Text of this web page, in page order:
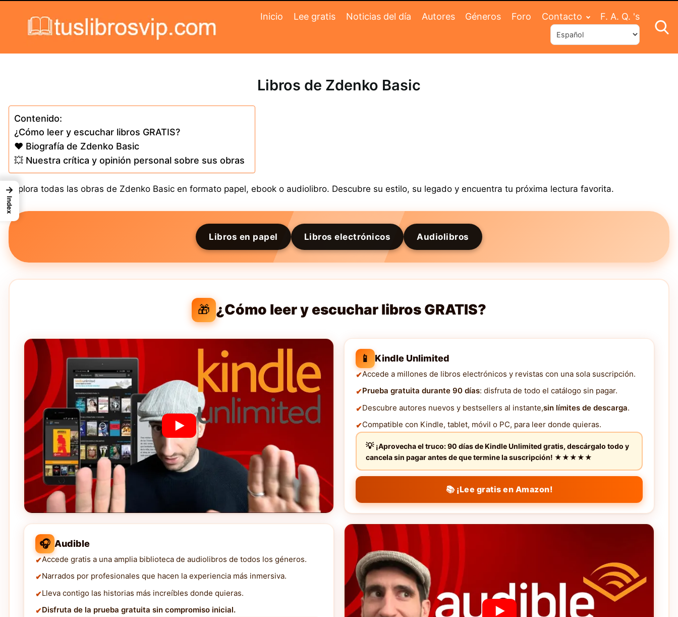
Inicio Lee gratis Noticias del día Autores Géneros Foro Contacto F. A. Q. 's
Libros de Zdenko Basic
Contenido:
¿Cómo leer y escuchar libros GRATIS?
❤️ Biografía de Zdenko Basic
💥 Nuestra crítica y opinión personal sobre sus obras
Explora todas las obras de Zdenko Basic en formato papel, ebook o audiolibro. Descubre su estilo, su legado y encuentra tu próxima lectura favorita.
Libros en papel Libros electrónicos Audiolibros
🎁 ¿Cómo leer y escuchar libros GRATIS?
📱 Kindle Unlimited
Accede a millones de libros electrónicos y revistas con una sola suscripción.
Prueba gratuita durante 90 días: disfruta de todo el catálogo sin pagar.
Descubre autores nuevos y bestsellers al instante,sin límites de descarga.
Compatible con Kindle, tablet, móvil o PC, para leer donde quieras.
¡Aprovecha el truco: 90 días de Kindle Unlimited gratis, descárgalo todo y
cancela sin pagar antes de que termine la suscripción! ★★★★★
📚 ¡Lee gratis en Amazon!
🎧 Audible
Accede gratis a una amplia biblioteca de audiolibros de todos los géneros.
Narrados por profesionales que hacen la experiencia más inmersiva.
Lleva contigo las historias más increíbles donde quieras.
Disfruta de la prueba gratuita sin compromiso inicial.
→
Index